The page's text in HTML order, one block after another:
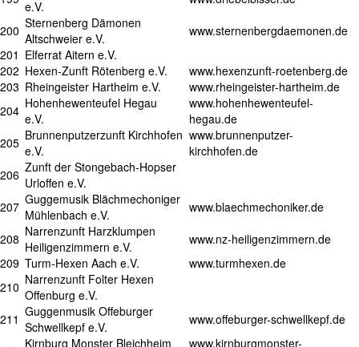
e.V.
200 Sternenberg Dämonen
Altschweier e.V.
www.sternenbergdaemonen.de
201 Elferrat Aitern e.V.
202 Hexen-Zunft Rötenberg e.V.
www.hexenzunft-roetenberg.de
203 Rheingeister Hartheim e.V.
www.rheingeister-hartheim.de
204 Hohenhewenteufel Hegau
e.V.
www.hohenhewenteufel-
hegau.de
205 Brunnenputzerzunft Kirchhofen
e.V.
www.brunnenputzer-
kirchhofen.de
206 Zunft der Stongebach-Hopser
Urloffen e.V.
207 Guggemusik Blächmechoniger
Mühlenbach e.V.
www.blaechmechoniker.de
208 Narrenzunft Harzklumpen
Heiligenzimmern e.V.
www.nz-heiligenzimmern.de
209 Turm-Hexen Aach e.V.
www.turmhexen.de
210 Narrenzunft Folter Hexen
Offenburg e.V.
211 Guggenmusik Offeburger
Schwellkepf e.V.
www.offeburger-schwellkepf.de
Kirnburg Monster Bleichheim
www.kirnburgmonster-